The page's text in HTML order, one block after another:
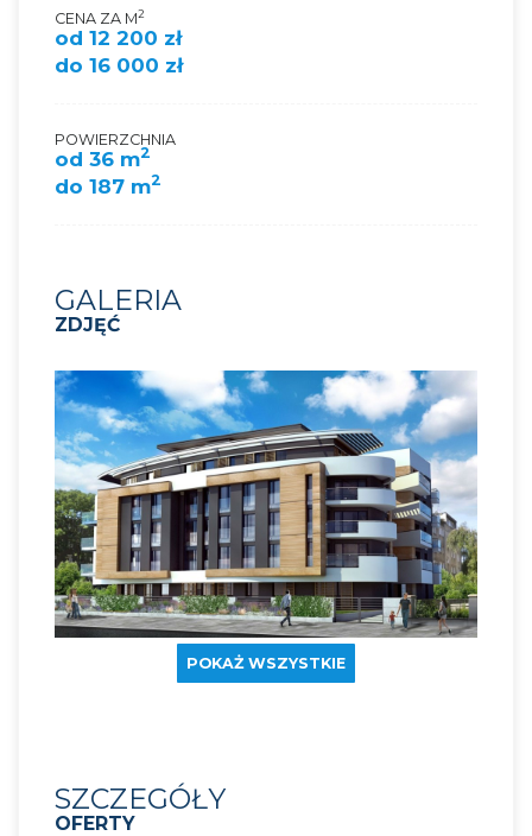
CENA ZA M2
od 12 200 zł
do 16 000 zł
POWIERZCHNIA
od 36 m2
do 187 m2
GALERIA
ZDJĘĆ
POKAŻ WSZYSTKIE
SZCZEGÓŁY
OFERTY